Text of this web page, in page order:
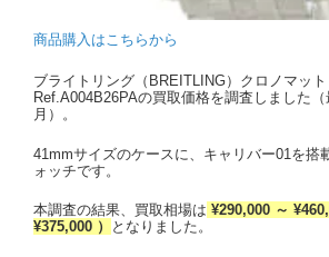
商品購入はこちらから
ブライトリング（BREITLING）クロノマッ
Ref.A004B26PAの買取価格を調査しました
月）。
41mmサイズのケースに、キャリバー01を搭
ォッチです。
本調査の結果、買取相場は ¥290,000 ～
¥375,000 ）
となりました。